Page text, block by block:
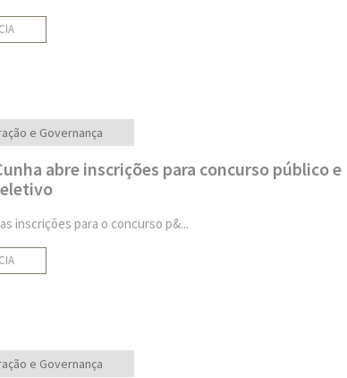
e Governança
abre inscrições para concurso público e
inscrições para o concurso p&...
e Governança